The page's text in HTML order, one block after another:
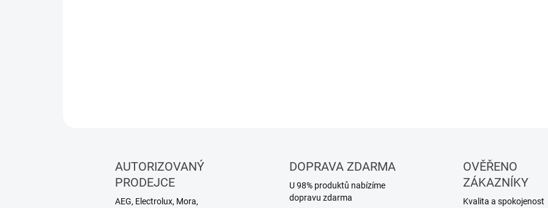
AUTORIZOVANÝ
PRODEJCE
AEG, Electrolux, Mora,
DOPRAVA ZDARMA
U 98% produktů nabízíme
dopravu zdarma
OVĚŘENO
ZÁKAZNÍKY
Kvalita a spokojenost